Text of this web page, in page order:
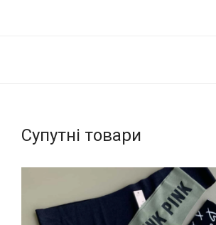
Супутні товари